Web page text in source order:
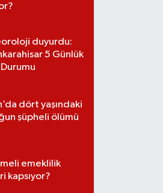
duyurdu:
5 Günlük
dört yaşındaki
şüpheli ölümü
emeklilik
kapsıyor?